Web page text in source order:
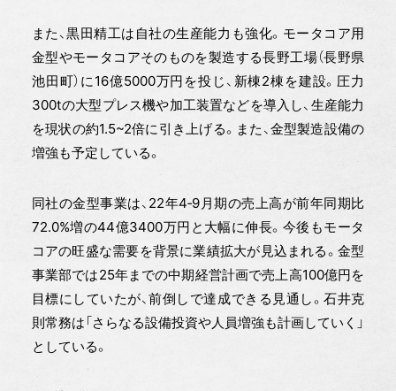
また、黒田精工は自社の生産能力も強化。モータコア用
金型やモータコアそのものを製造する長野工場（長野県
池田町）に16億5000万円を投じ、新棟2棟を建設。圧力
300tの大型プレス機や加工装置などを導入し、生産能力
を現状の約1.5~2倍に引き上げる。また、金型製造設備の
増強も予定している。
同社の金型事業は、22年4‐9月期の売上高が前年同期比
72.0%増の44億3400万円と大幅に伸長。今後もモータ
コアの旺盛な需要を背景に業績拡大が見込まれる。金型
事業部では25年までの中期経営計画で売上高100億円を
目標にしていたが、前倒しで達成できる見通し。石井克
則常務は「さらなる設備投資や人員増強も計画していく」
としている。